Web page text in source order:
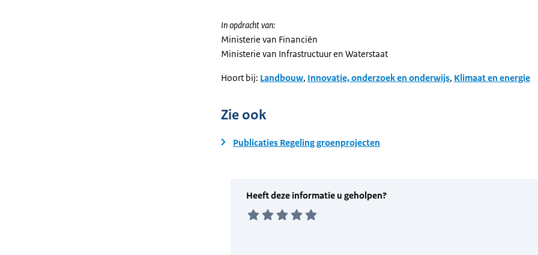
In opdracht van:
Ministerie van Financiën
Ministerie van Infrastructuur en Waterstaat
Hoort bij: Landbouw, Innovatie, onderzoek en onderwijs, Klimaat en energie
Zie ook
Publicaties Regeling groenprojecten